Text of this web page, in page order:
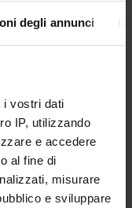
degli annunci
i vostri dati
IP, utilizzando
e accedere
al fine di
misurare
e sviluppare
Ateneo progetti
in
Ateneo progetti